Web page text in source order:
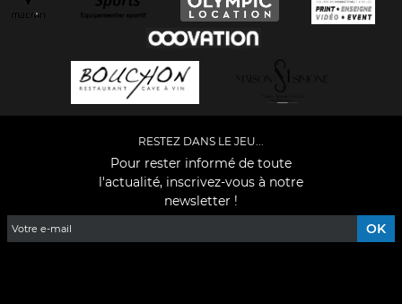
RESTEZ DANS LE JEU...
Pour rester informé de toute
l'actualité, inscrivez-vous à notre
newsletter !